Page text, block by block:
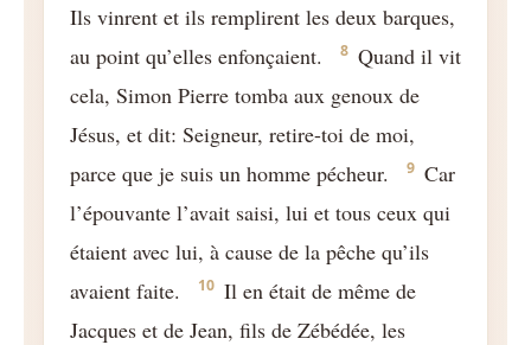
Ils vinrent et ils remplirent les deux barques,
au point qu’elles enfonçaient.
8 Quand il vit
cela, Simon Pierre tomba aux genoux de
Jésus, et dit: Seigneur, retire-toi de moi,
parce que je suis un homme pécheur.
9 Car
l’épouvante l’avait saisi, lui et tous ceux qui
étaient avec lui, à cause de la pêche qu’ils
avaient faite.
10 Il en était de même de
Jacques et de Jean, fils de Zébédée, les